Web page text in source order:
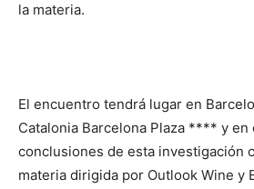
la materia.
El encuentro tendrá lugar en
Catalonia Barcelona Plaza **** y en
conclusiones de esta investigación
materia dirigida por Outlook Wine y